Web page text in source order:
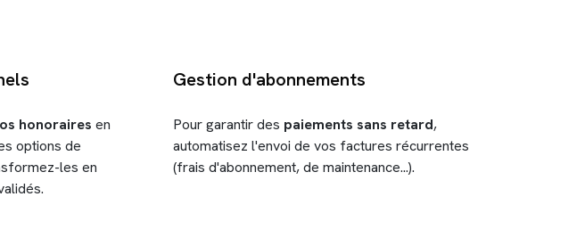
honoraires en
options de
les en
Gestion d'abonnements
Pour garantir des paiements sans retard,
automatisez l'envoi de vos factures récurrentes
(frais d'abonnement, de maintenance...).